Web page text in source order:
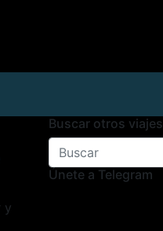
y
Buscar otros viajes
Únete a Telegram